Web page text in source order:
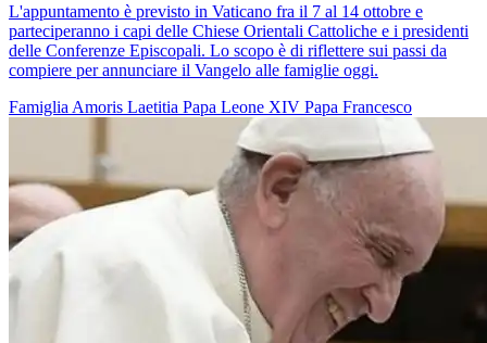
L'appuntamento è previsto in Vaticano fra il 7 al 14 ottobre e
parteciperanno i capi delle Chiese Orientali Cattoliche e i presidenti
delle Conferenze Episcopali. Lo scopo è di riflettere sui passi da
compiere per annunciare il Vangelo alle famiglie oggi.
Famiglia Amoris Laetitia Papa Leone XIV Papa Francesco